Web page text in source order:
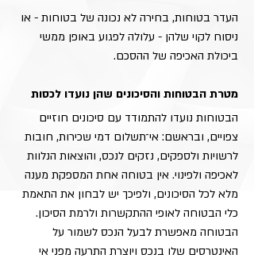
העדר בטוחות, בחירה לא נכונה של בטוחות - או
ניסוח לקוי שלהן - עלולה לפגוע באופן ממשי
ביכולת האכיפה של ההסכם.
מטרת הבטוחות והסיכונים שהן נועדו לכסות
הבטוחות נועדו להתמודד עם סיכונים חוזיים
צפויים, ובראשם: אי־תשלום דמי שכירות, חובות
לרשויות ולספקים, נזקים לנכס, והוצאות הנלוות
לאכיפה ולפינוי. אין בטוחה אחת המספקת מענה
מלא לכל הסיכונים, ולפיכך יש לבחון את התאמת
כלי הבטוחה לאופי ההתקשרות ולרמת הסיכון.
הבטוחה מאפשרת לבעל הנכס לשמור על
האינטרסים שלו בנכס ויוצרת התרעה מפני אי